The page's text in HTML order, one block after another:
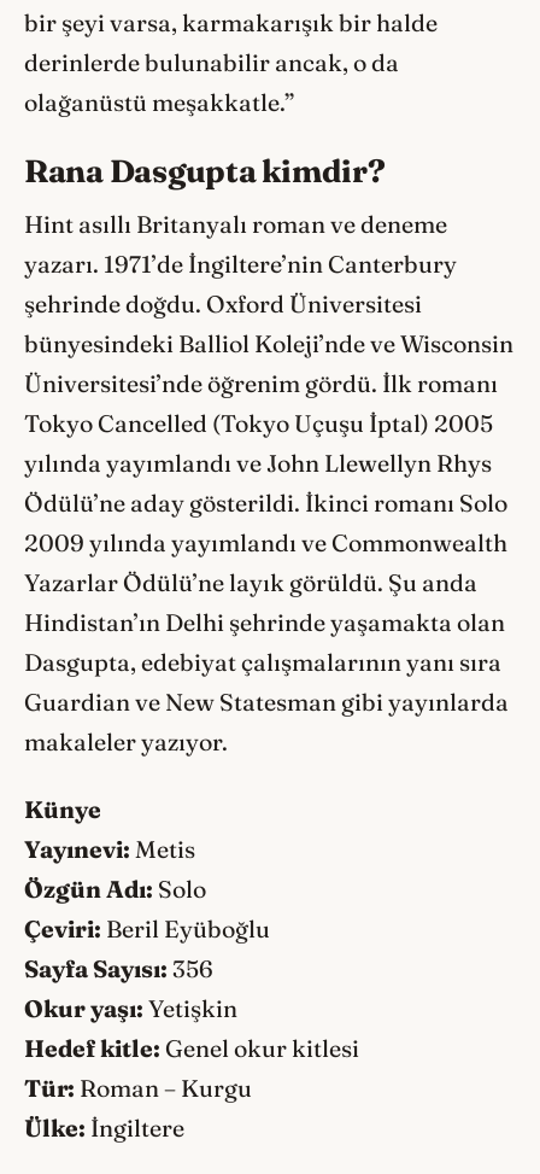
bir şeyi varsa, karmakarışık bir halde
derinlerde bulunabilir ancak, o da
olağanüstü meşakkatle.”
Rana Dasguptakimdir?
Hint asıllı Britanyalı roman ve deneme
yazarı. 1971’de İngiltere’nin Canterbury
şehrinde doğdu. Oxford Üniversitesi
bünyesindeki Balliol Koleji’nde ve Wisconsin
Üniversitesi’nde öğrenim gördü. İlk romanı
Tokyo Cancelled (Tokyo Uçuşu İptal) 2005
yılında yayımlandı ve John Llewellyn Rhys
Ödülü’ne aday gösterildi. İkinci romanı Solo
2009 yılında yayımlandı ve Commonwealth
Yazarlar Ödülü’ne layık görüldü. Şu anda
Hindistan’ın Delhi şehrinde yaşamakta olan
Dasgupta, edebiyat çalışmalarının yanı sıra
Guardian ve New Statesman gibi yayınlarda
makaleler yazıyor.
Künye
Yayınevi: Metis
Özgün Adı: Solo
Çeviri: Beril Eyüboğlu
Sayfa Sayısı: 356
Okur yaşı: Yetişkin
Hedef kitle: Genel okur kitlesi
Tür: Roman – Kurgu
Ülke: İngiltere